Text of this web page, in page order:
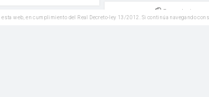
Reposteria
Entrantes
web, en cumplimiento del Real Decreto-ley 13/2012. Si continúa navegando